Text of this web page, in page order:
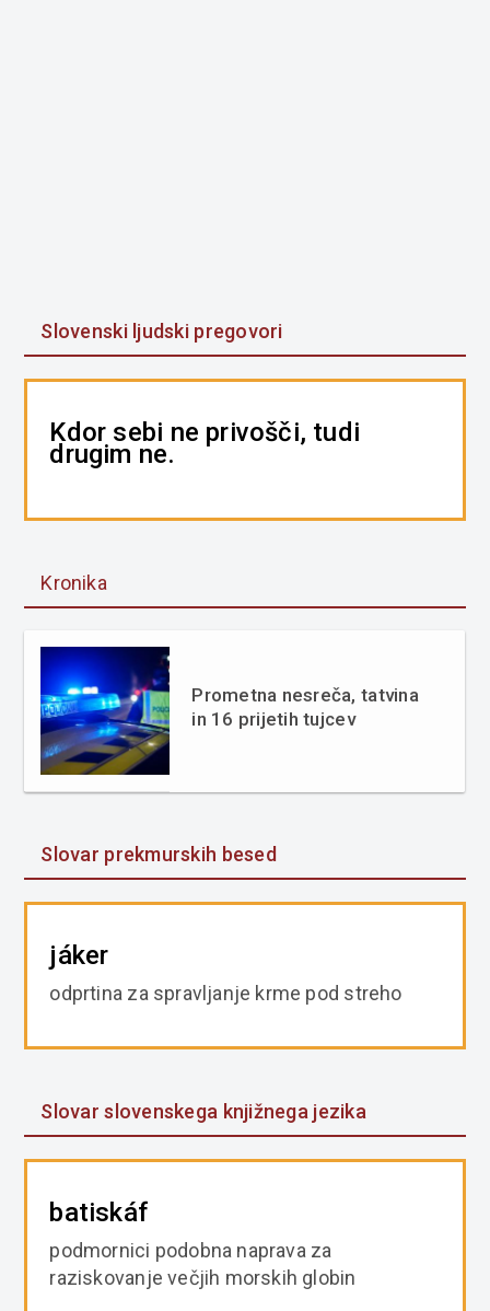
Slovenski ljudski pregovori
Kdor sebi ne privošči, tudi
drugim ne.
Kronika
Prometna nesreča, tatvina
in 16 prijetih tujcev
Slovar prekmurskih besed
jáker
odprtina za spravljanje krme pod streho
Slovar slovenskega knjižnega jezika
batiskáf
podmornici podobna naprava za
raziskovanje večjih morskih globin